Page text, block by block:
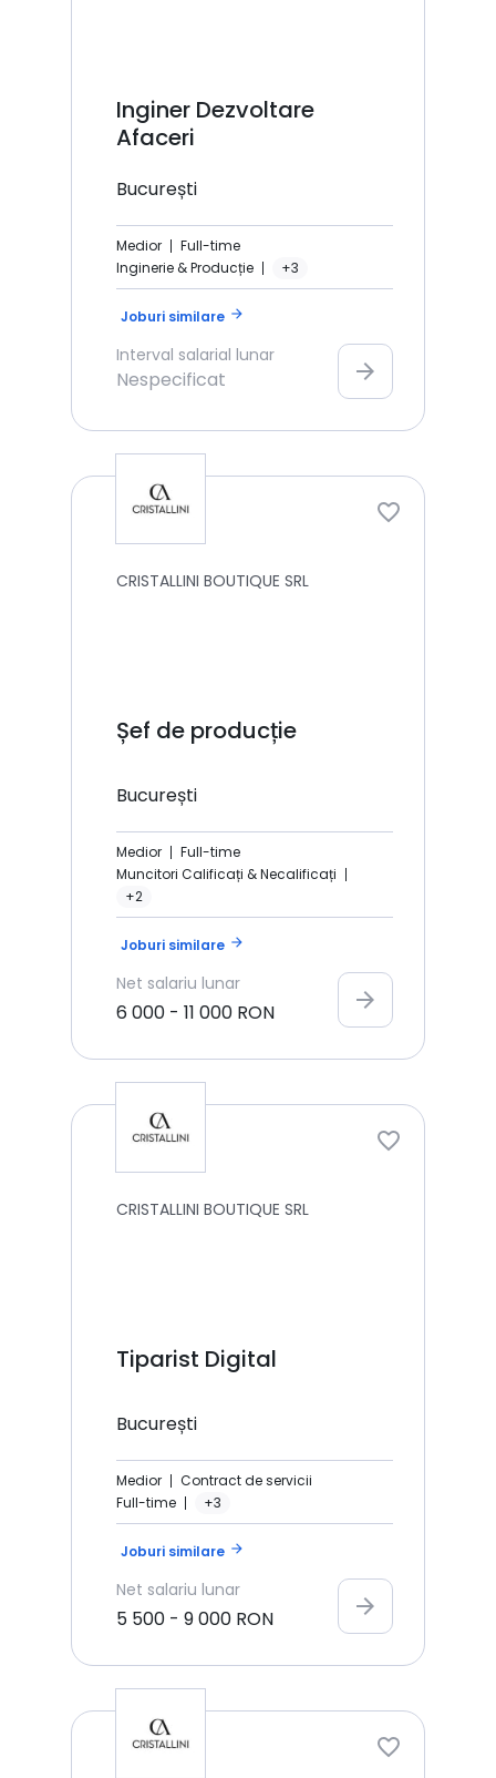
Inginer Dezvoltare
Afaceri
București
Medior
Full-time
Inginerie & Producție
+3
Joburi similare arrow_forward
Interval salarial lunar
Nespecificat arrow_forward
CRISTALLINI BOUTIQUE SRL
Șef de producție
București
Medior
Full-time
Muncitori Calificați & Necalificați
+2
Joburi similare arrow_forward
Net salariu lunar
6 000 - 11 000 RON arrow_forward
CRISTALLINI BOUTIQUE SRL
Tiparist Digital
București
Medior
Contract de servicii
Full-time
+3
Joburi similare arrow_forward
Net salariu lunar
5 500 - 9 000 RON arrow_forward